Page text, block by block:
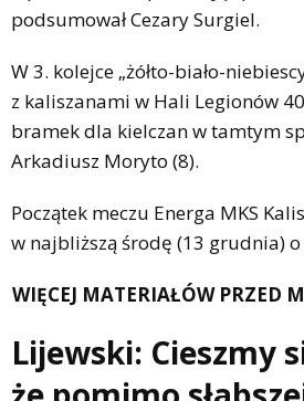
podsumował Cezary Surgiel.
W 3. kolejce „żółto-biało-
z kaliszanami w Hali Legionów
bramek dla kielczan w tamtym
Arkadiusz Moryto (8).
Początek meczu Energa MKS
w najbliższą środę (13 grudnia)
WIĘCEJ MATERIAŁÓW PRZED
Lijewski: Cieszmy